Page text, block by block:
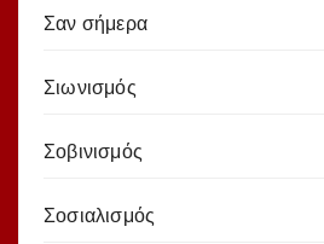
Σαν σήμερα
Σιωνισμός
Σοβινισμός
Σοσιαλισμός